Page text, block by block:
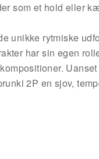
som et hold eller
unikke rytmiske
har sin egen
2P en sjov,